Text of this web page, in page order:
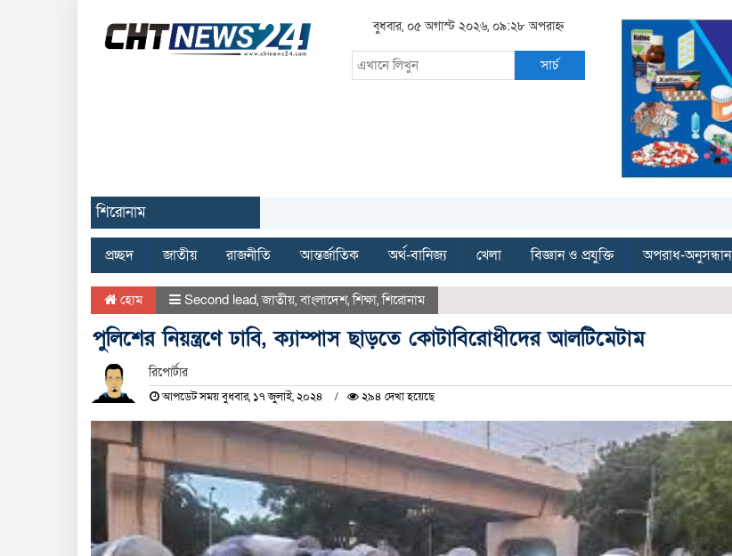
বুধবার, ০৫ অগাস্ট ২০২৬, ০৯:২৮ অপরাহ্ন
সার্চ
শিরোনাম
প্রচ্ছদ জাতীয় রাজনীতি আন্তর্জাতিক অর্থ-বানিজ্য খেলা বিজ্ঞান ও প্রযুক্তি অপরাধ-অনুসন্ধান
হোম Second lead,জাতীয়,বাংলাদেশ,শিক্ষা,শিরোনাম
পুলিশের নিয়ন্ত্রণে ঢাবি, ক্যাম্পাস ছাড়তে কোটাবিরোধীদের আলটিমেটাম
রিপোর্টার
আপডেট সময় বুধবার, ১৭ জুলাই, ২০২৪ ২৯৪ দেখা হয়েছে